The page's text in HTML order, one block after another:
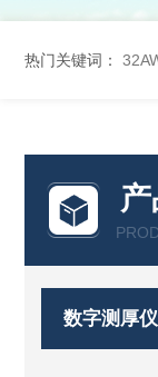
热门关键词：
数字测厚仪